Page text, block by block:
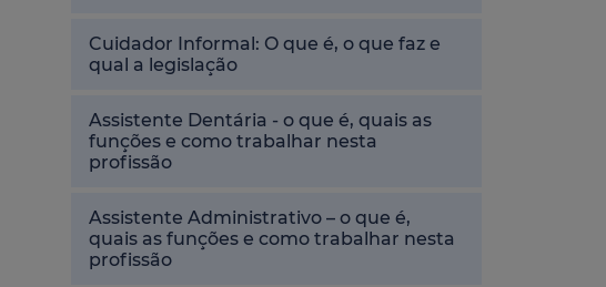
Cuidador Informal: O que é, o que faz e
qual a legislação
Assistente Dentária - o que é, quais as
funções e como trabalhar nesta
profissão
Assistente Administrativo – o que é,
quais as funções e como trabalhar nesta
profissão